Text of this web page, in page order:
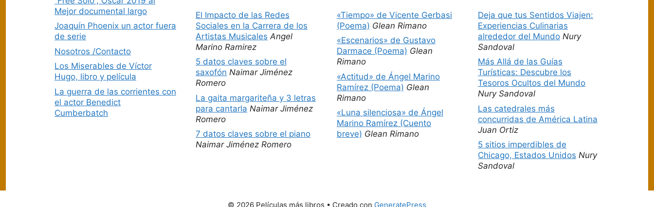
Mejor documental largo
Joaquín Phoenix un actor fuera
de serie
Nosotros /Contacto
Los Miserables de Víctor
Hugo, libro y película
La guerra de las corrientes con
el actor Benedict
Cumberbatch
El Impacto de las Redes
Sociales en la Carrera de los
Artistas Musicales Angel
Marino Ramirez
5 datos claves sobre el
saxofón Naimar Jiménez
Romero
La gaita margariteña y 3 letras
para cantarla Naimar Jiménez
Romero
7 datos claves sobre el piano
Naimar Jiménez Romero
«Tiempo» de Vicente Gerbasi
(Poema) Glean Rimano
«Escenarios» de Gustavo
Darmace (Poema) Glean
Rimano
«Actitud» de Ángel Marino
Ramírez (Poema) Glean
Rimano
«Luna silenciosa» de Ángel
Marino Ramírez (Cuento
breve) Glean Rimano
Deja que tus Sentidos Viajen:
Experiencias Culinarias
alrededor del Mundo Nury
Sandoval
Más Allá de las Guías
Turísticas: Descubre los
Tesoros Ocultos del Mundo
Nury Sandoval
Las catedrales más
concurridas de América Latina
Juan Ortiz
5 sitios imperdibles de
Chicago, Estados Unidos Nury
Sandoval
© 2026 Películas más libros • Creado con GeneratePress